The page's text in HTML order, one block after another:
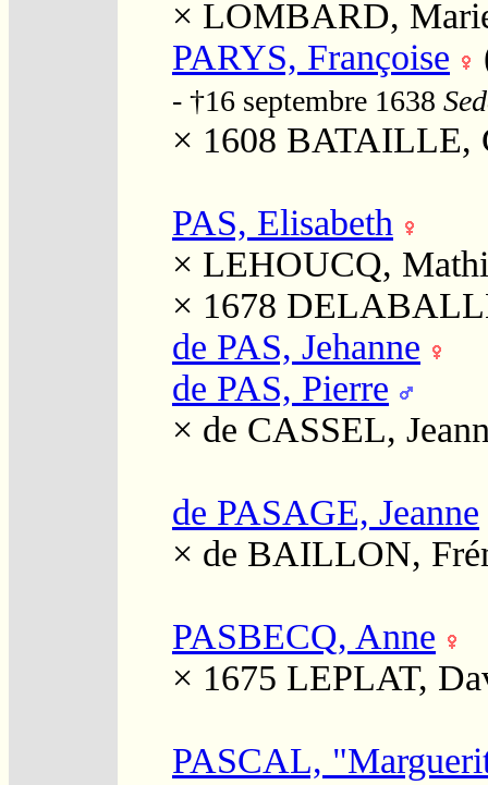
× LOMBARD,
PARYS, Françoise
- †16 septembre 1638
× 1608 BATAILLE,
PAS, Elisabeth
× LEHOUCQ,
× 1678
de PAS, Jehanne
de PAS, Pierre
× de CASSEL,
de PASAGE, Jeanne
× de BAILLON,
PASBECQ, Anne
× 1675 LEPLAT,
PASCAL,